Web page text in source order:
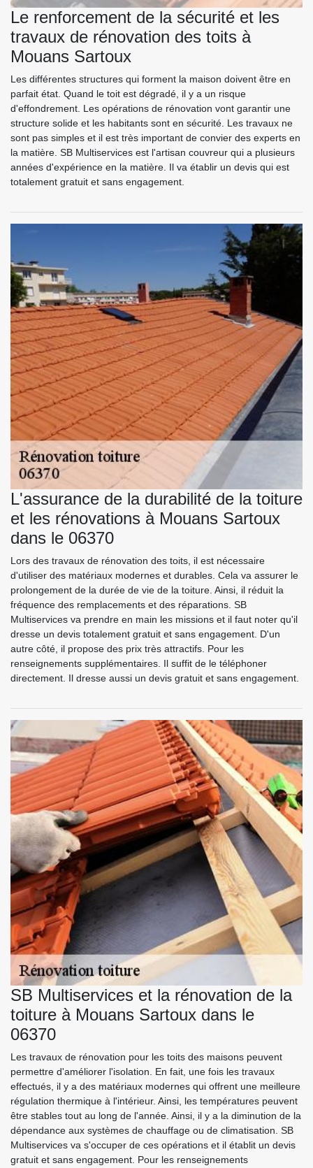
Le renforcement de la sécurité et les
travaux de rénovation des toits à
Mouans Sartoux
Les différentes structures qui forment la maison doivent être en
parfait état. Quand le toit est dégradé, il y a un risque
d'effondrement. Les opérations de rénovation vont garantir une
structure solide et les habitants sont en sécurité. Les travaux ne
sont pas simples et il est très important de convier des experts en
la matière. SB Multiservices est l'artisan couvreur qui a plusieurs
années d'expérience en la matière. Il va établir un devis qui est
totalement gratuit et sans engagement.
L'assurance de la durabilité de la toiture
et les rénovations à Mouans Sartoux
dans le 06370
Lors des travaux de rénovation des toits, il est nécessaire
d'utiliser des matériaux modernes et durables. Cela va assurer le
prolongement de la durée de vie de la toiture. Ainsi, il réduit la
fréquence des remplacements et des réparations. SB
Multiservices va prendre en main les missions et il faut noter qu'il
dresse un devis totalement gratuit et sans engagement. D'un
autre côté, il propose des prix très attractifs. Pour les
renseignements supplémentaires. Il suffit de le téléphoner
directement. Il dresse aussi un devis gratuit et sans engagement.
SB Multiservices et la rénovation de la
toiture à Mouans Sartoux dans le
06370
Les travaux de rénovation pour les toits des maisons peuvent
permettre d'améliorer l'isolation. En fait, une fois les travaux
effectués, il y a des matériaux modernes qui offrent une meilleure
régulation thermique à l'intérieur. Ainsi, les températures peuvent
être stables tout au long de l'année. Ainsi, il y a la diminution de la
dépendance aux systèmes de chauffage ou de climatisation. SB
Multiservices va s'occuper de ces opérations et il établit un devis
gratuit et sans engagement. Pour les renseignements